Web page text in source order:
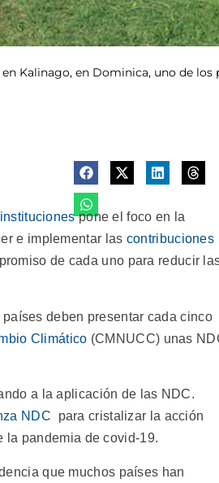
Kalinago, en Dominica, uno de los
pone el foco en la
e implementar las contribuciones
de cada uno para reducir
deben presentar cada cinco
Climático (CMNUCC) unas
a la aplicación de las NDC.
NDC para cristalizar la acción
la pandemia de covid-19.
que muchos países han